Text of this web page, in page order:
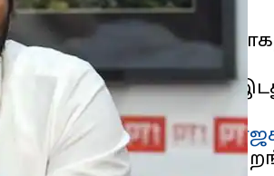
பல்கலைக்கழக
தப்ப முயன்றதால்,
சேர்ந்தவர் என
கண்டன ஆர்ப்பாட்டத்தில்